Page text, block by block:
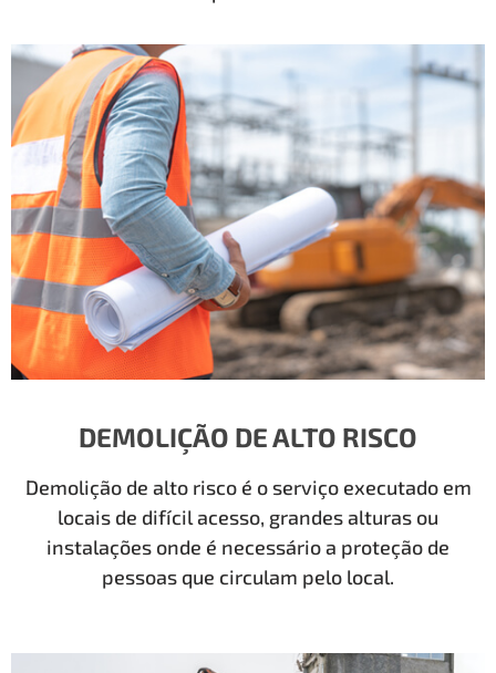
DEMOLIÇÃO DE ALTO RISCO
Demolição de alto risco é o serviço executado em
locais de difícil acesso, grandes alturas ou
instalações onde é necessário a proteção de
pessoas que circulam pelo local.